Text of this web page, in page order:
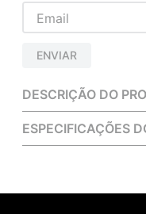
ENVIAR
DESCRIÇÃO DO
ESPECIFICAÇÕES